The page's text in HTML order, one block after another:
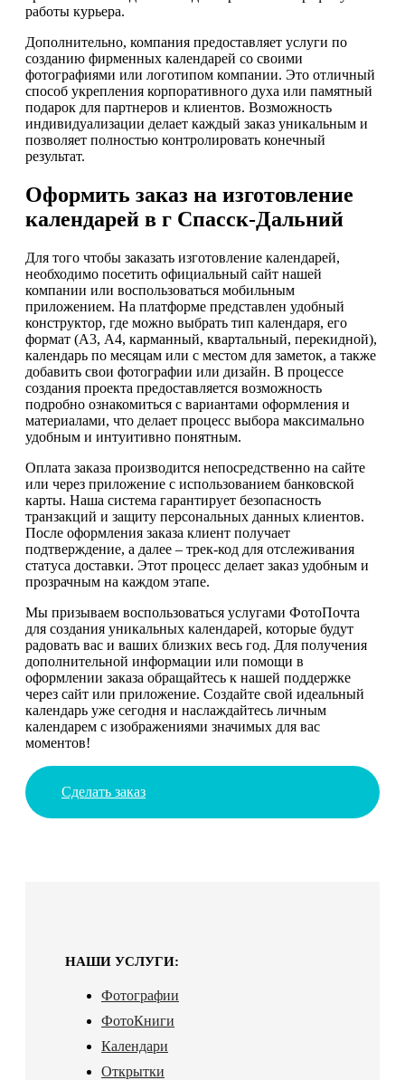
работы курьера.
Дополнительно, компания предоставляет услуги по
созданию фирменных календарей со своими
фотографиями или логотипом компании. Это отличный
способ укрепления корпоративного духа или памятный
подарок для партнеров и клиентов. Возможность
индивидуализации делает каждый заказ уникальным и
позволяет полностью контролировать конечный
результат.
Оформить заказ на изготовление
календарей в г Спасск-Дальний
Для того чтобы заказать изготовление календарей,
необходимо посетить официальный сайт нашей
компании или воспользоваться мобильным
приложением. На платформе представлен удобный
конструктор, где можно выбрать тип календаря, его
формат (А3, А4, карманный, квартальный, перекидной),
календарь по месяцам или с местом для заметок, а также
добавить свои фотографии или дизайн. В процессе
создания проекта предоставляется возможность
подробно ознакомиться с вариантами оформления и
материалами, что делает процесс выбора максимально
удобным и интуитивно понятным.
Оплата заказа производится непосредственно на сайте
или через приложение с использованием банковской
карты. Наша система гарантирует безопасность
транзакций и защиту персональных данных клиентов.
После оформления заказа клиент получает
подтверждение, а далее – трек-код для отслеживания
статуса доставки. Этот процесс делает заказ удобным и
прозрачным на каждом этапе.
Мы призываем воспользоваться услугами ФотоПочта
для создания уникальных календарей, которые будут
радовать вас и ваших близких весь год. Для получения
дополнительной информации или помощи в
оформлении заказа обращайтесь к нашей поддержке
через сайт или приложение. Создайте свой идеальный
календарь уже сегодня и наслаждайтесь личным
календарем с изображениями значимых для вас
моментов!
Сделать заказ
НАШИ УСЛУГИ:
Фотографии
ФотоКниги
Календари
Открытки